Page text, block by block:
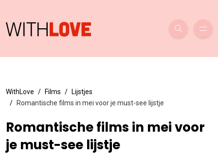
WithLove Films
Lijstjes
Romantische films in mei voor je must-see lijstje
Romantische films in mei voor
je must-see lijstje